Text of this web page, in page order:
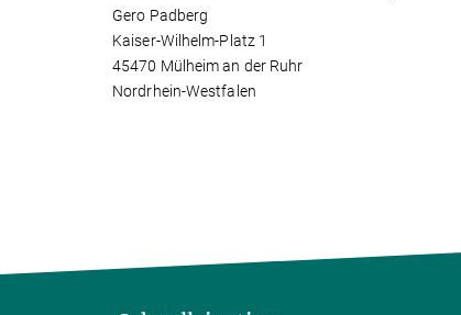
Gero Padberg
Kaiser-Wilhelm-Platz 1
45470 Mülheim an der Ruhr
Nordrhein-Westfalen